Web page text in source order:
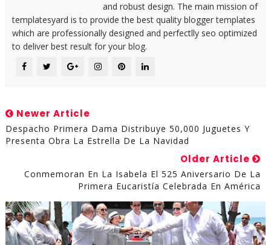
and robust design. The main mission of
templatesyard is to provide the best quality blogger templates
which are professionally designed and perfectlly seo optimized
to deliver best result for your blog.
Newer Article
Despacho Primera Dama Distribuye 50,000 Juguetes Y
Presenta Obra La Estrella De La Navidad
Older Article
Conmemoran En La Isabela El 525 Aniversario De La
Primera Eucaristía Celebrada En América